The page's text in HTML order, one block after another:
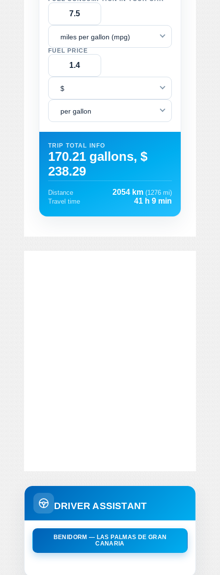
miles per gallon (mpg)
FUEL PRICE
$
per gallon
TRIP TOTAL INFO
170.21 gallons, $
238.29
Distance 2054 km (1276 mi)
Travel time
41 h 9 min
DRIVER ASSISTANT
BENIDORM — LAS PALMAS DE GRAN
CANARIA